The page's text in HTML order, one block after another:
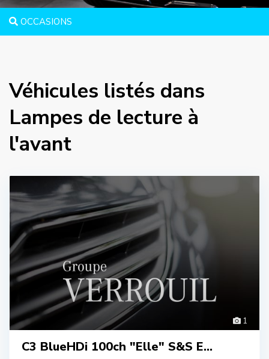
OCCASIONS
Véhicules listés dans
Lampes de lecture à
l'avant
1
C3 BlueHDi 100ch "Elle" S&S E...